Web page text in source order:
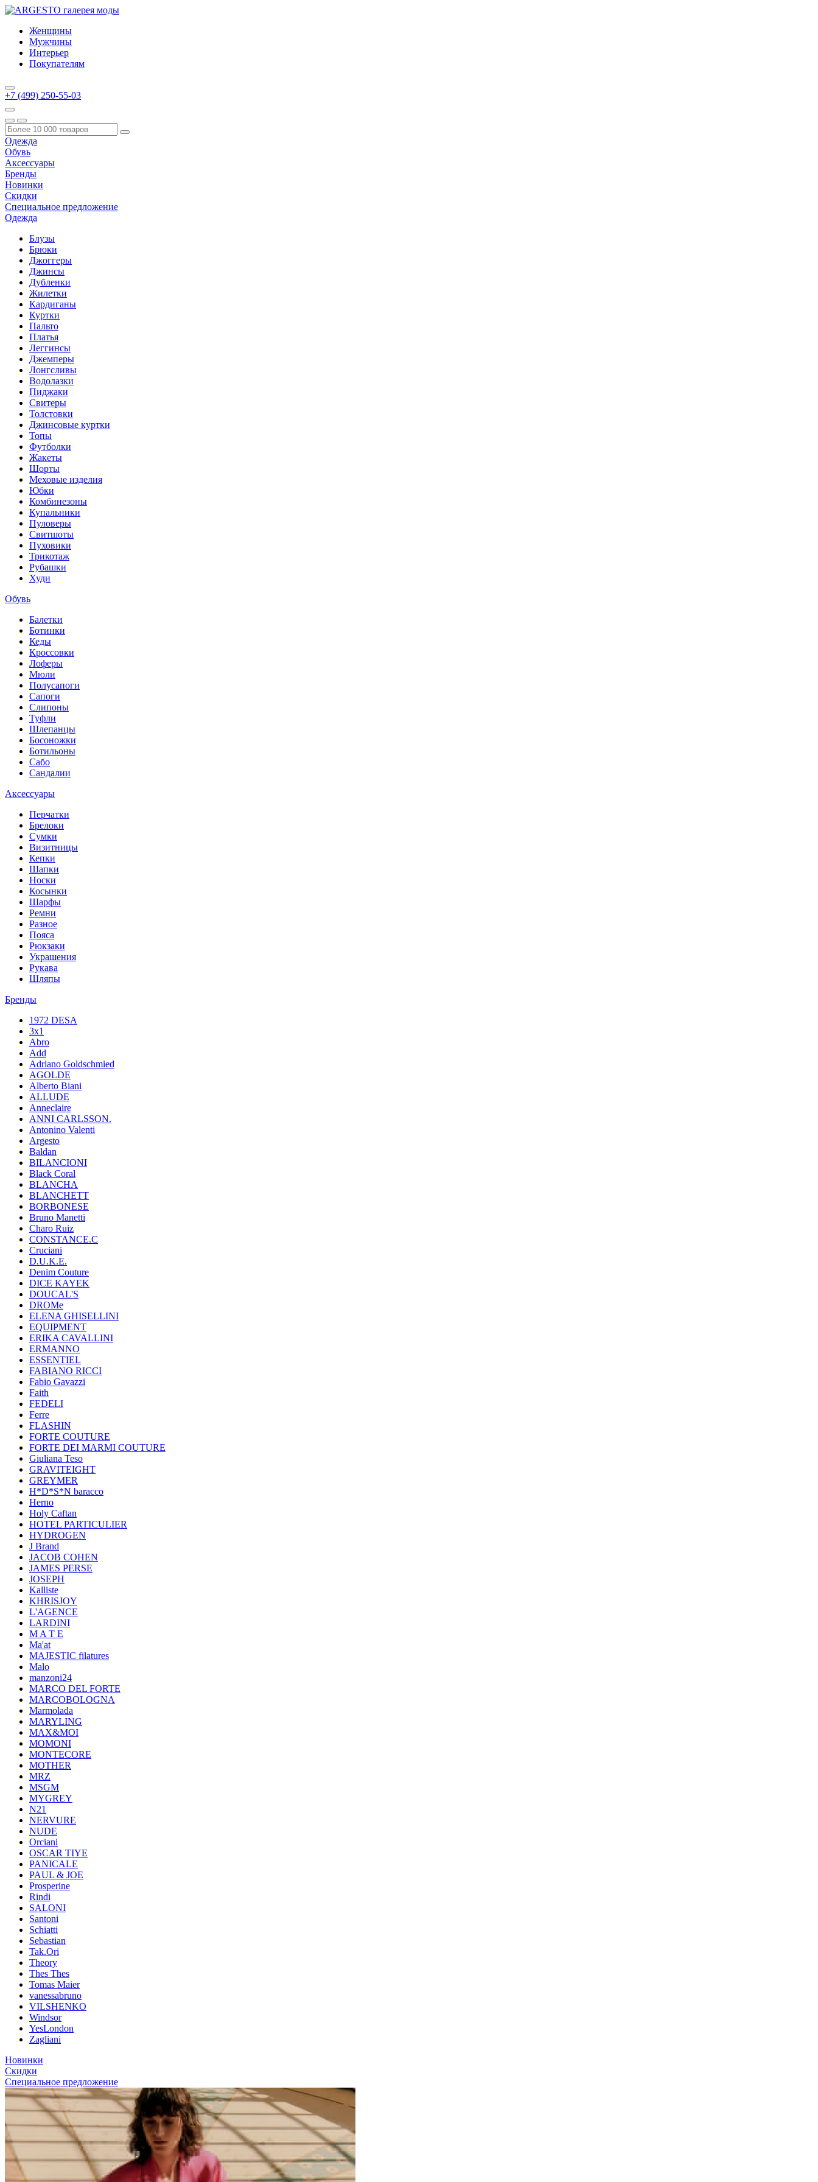
Женщины
Мужчины
Интерьер
Покупателям
+7 (499) 250-55-03
Одежда
Обувь
Аксессуары
Бренды
Новинки
Скидки
Специальное предложение
Одежда
Блузы
Брюки
Джоггеры
Джинсы
Дубленки
Жилетки
Кардиганы
Куртки
Пальто
Платья
Леггинсы
Джемперы
Лонгсливы
Водолазки
Пиджаки
Свитеры
Толстовки
Джинсовые куртки
Топы
Футболки
Жакеты
Шорты
Меховые изделия
Юбки
Комбинезоны
Купальники
Пуловеры
Свитшоты
Пуховики
Трикотаж
Рубашки
Худи
Обувь
Балетки
Ботинки
Кеды
Кроссовки
Лоферы
Мюли
Полусапоги
Сапоги
Слипоны
Туфли
Шлепанцы
Босоножки
Ботильоны
Сабо
Сандалии
Аксессуары
Перчатки
Брелоки
Сумки
Визитницы
Кепки
Шапки
Носки
Косынки
Шарфы
Ремни
Разное
Пояса
Рюкзаки
Украшения
Рукава
Шляпы
Бренды
1972 DESA
3x1
Abro
Add
Adriano Goldschmied
AGOLDE
Alberto Biani
ALLUDE
Anneclaire
ANNI CARLSSON.
Antonino Valenti
Argesto
Baldan
BILANCIONI
Black Coral
BLANCHA
BLANCHETT
BORBONESE
Bruno Manetti
Charo Ruiz
CONSTANCE.C
Cruciani
D.U.K.E.
Denim Couture
DICE KAYEK
DOUCAL'S
DROMe
ELENA GHISELLINI
EQUIPMENT
ERIKA CAVALLINI
ERMANNO
ESSENTIEL
FABIANO RICCI
Fabio Gavazzi
Faith
FEDELI
Ferre
FLASHIN
FORTE COUTURE
FORTE DEI MARMI COUTURE
Giuliana Teso
GRAVITEIGHT
GREYMER
H*D*S*N baracco
Herno
Holy Caftan
HOTEL PARTICULIER
HYDROGEN
J Brand
JACOB COHEN
JAMES PERSE
JOSEPH
Kalliste
KHRISJOY
L'AGENCE
LARDINI
M A T E
Ma'at
MAJESTIC filatures
Malo
manzoni24
MARCO DEL FORTE
MARCOBOLOGNA
Marmolada
MARYLING
MAX&MOI
MOMONI
MONTECORE
MOTHER
MRZ
MSGM
MYGREY
N21
NERVURE
NUDE
Orciani
OSCAR TIYE
PANICALE
PAUL & JOE
Prosperine
Rindi
SALONI
Santoni
Schiatti
Sebastian
Tak.Ori
Theory
Thes Thes
Tomas Maier
vanessabruno
VILSHENKO
Windsor
YesLondon
Zagliani
Новинки
Скидки
Специальное предложение